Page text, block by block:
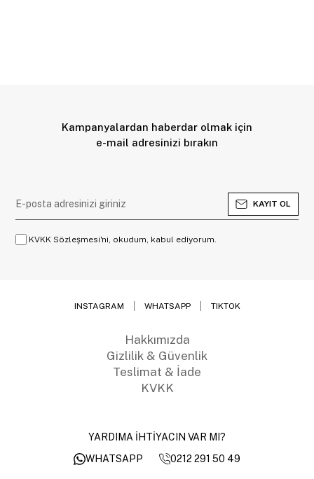
Kampanyalardan haberdar olmak için
e-mail adresinizi bırakın
KAYIT OL
KVKK Sözleşmesi'ni, okudum, kabul ediyorum.
INSTAGRAM WHATSAPP TIKTOK
Hakkımızda
Gizlilik & Güvenlik
Teslimat & İade
KVKK
YARDIMA İHTİYACIN VAR MI?
WHATSAPP
0212 291 50 49